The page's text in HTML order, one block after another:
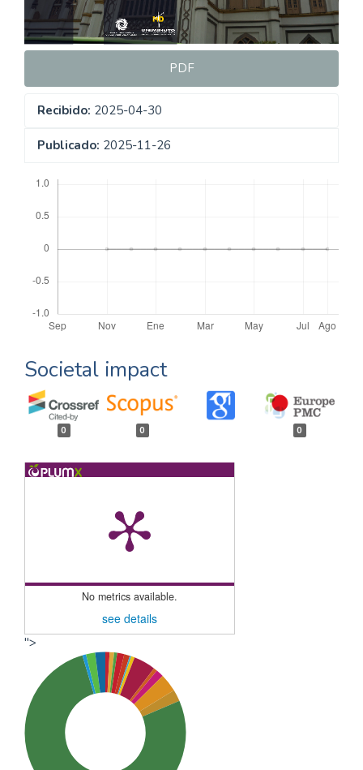
PDF
Recibido: 2025-04-30
Publicado: 2025-11-26
Societal impact
0 0 0
No metrics available.
see details
">